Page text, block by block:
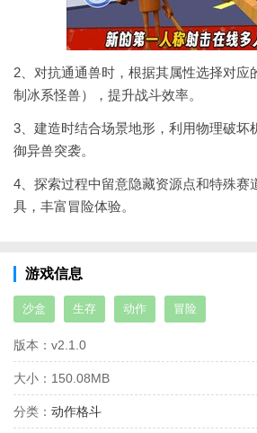
2、对抗通通兽时，根据其属性选择对应
制冰系怪兽），提升战斗效率。
3、建造时结合场景地形，利用物理破坏
御异兽突袭。
4、探索过程中留意隐藏资源点和特殊赛
具，丰富冒险体验。
游戏信息
沙盒 生存 动作 冒险
版本： v2.1.0
大小： 150.08MB
分类： 动作格斗